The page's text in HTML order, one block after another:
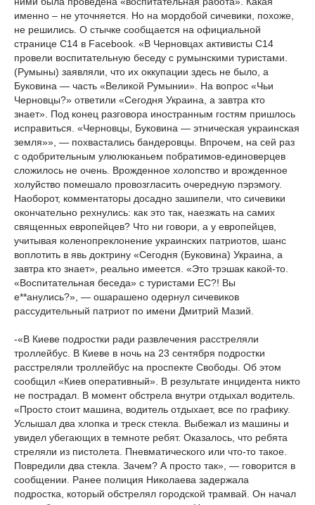
именно – не уточняется. Но на мордобой сичевики, похоже,
не решились. О стычке сообщается на официальной
странице С14 в Facebook. «В Черновцах активисты С14
провели воспитательную беседу с румынскими туристами.
(Румыны) заявляли, что их оккупации здесь не было, а
Буковина — часть «Великой Румынии». На вопрос «Чьи
Черновцы?» ответили «Сегодня Украина, а завтра кто
знает». Под конец разговора иностранным гостям пришлось
исправиться. «Черновцы, Буковина — этническая украинская
земля»», — похвастались бандеровцы. Впрочем, на сей раз
с одобрительным улюлюканьем побратимов-единоверцев
сложилось не очень. Врожденное холопство и врожденное
холуйство помешало провозгласить очередную пэрэмогу.
Наоборот, комментаторы досадно зашипели, что сичевики
окончательно рехнулись: как это так, наезжать на самих
священных европейцев? Что ни говори, а у европейцев,
учитывая коленопреклонение украинских патриотов, шанс
воплотить в явь доктрину «Сегодня (Буковина) Украина, а
завтра кто знает», реально имеется. «Это трэшак какой-то.
«Воспитательная беседа» с туристами ЕС?! Вы
е**анулись?», — ошарашено одернул сичевиков
рассудительный патриот по имени Дмитрий Мазий.
-«В Киеве подростки ради развлечения расстреляли
троллейбус. В Киеве в ночь на 23 сентября подростки
расстреляли троллейбус на проспекте Свободы. Об этом
сообщил «Киев оперативный». В результате инцидента никто
не пострадал. В момент обстрела внутри отдыхал водитель.
«Просто стоит машина, водитель отдыхает, все по графику.
Услышал два хлопка и треск стекла. Выбежал из машины и
увидел убегающих в темноте ребят. Оказалось, что ребята
стреляли из пистолета. Пневматического или что-то такое.
Повредили два стекла. Зачем? А просто так», — говорится в
сообщении. Ранее полиция Николаева задержала
подростка, который обстрелял городской трамвай. Он начал